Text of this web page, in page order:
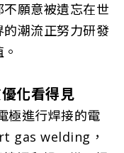
願意被遺忘在世
潮流正努力研發
化看得見
極進行焊接的電
gas welding，